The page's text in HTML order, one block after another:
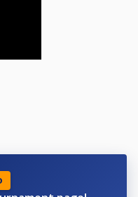
kan bestilles i linken under